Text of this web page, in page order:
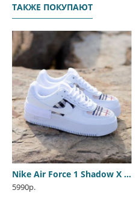
ТАКЖЕ ПОКУПАЮТ
Nike Air Force 1 Shadow X Burberry
5990р.